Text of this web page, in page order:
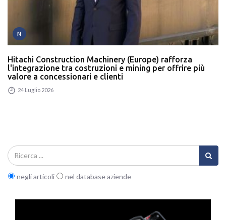
N
Hitachi Construction Machinery (Europe) rafforza
l'integrazione tra costruzioni e mining per offrire più
valore a concessionari e clienti
24 Luglio 2026
negli articoli nel database aziende